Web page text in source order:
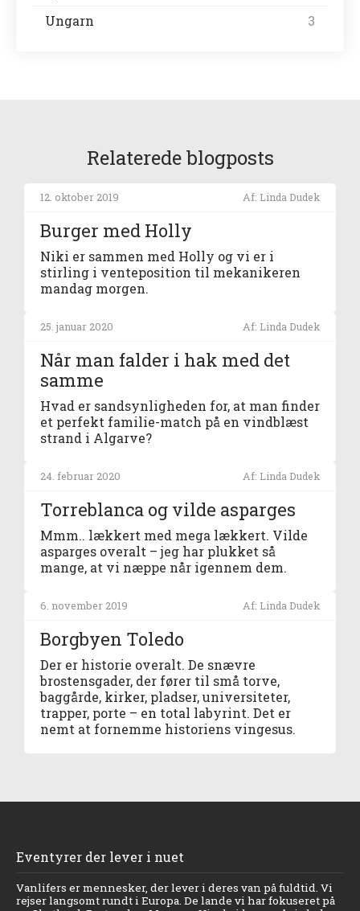
Ungarn
3
Relaterede blogposts
12. oktober 2019 Af: Linda Dudek
Burger med Holly
Niki er sammen med Holly og vi er i
stirling i venteposition til mekanikeren
mandag morgen.
25. januar 2020 Af: Linda Dudek
Når man falder i hak med det
samme
Hvad er sandsynligheden for, at man finder
et perfekt familie-match på en vindblæst
strand i Algarve?
24. februar 2020 Af: Linda Dudek
Torreblanca og vilde asparges
Mmm.. lækkert med mega lækkert. Vilde
asparges overalt – jeg har plukket så
mange, at vi næppe når igennem dem.
6. november 2019 Af: Linda Dudek
Borgbyen Toledo
Der er historie overalt. De snævre
brostensgader, der fører til små torve,
baggårde, kirker, pladser, universiteter,
trapper, porte – en total labyrint. Det er
nemt at fornemme historiens vingesus.
Eventyrer der lever i nuet
Vanlifers er mennesker, der lever i deres van på fuldtid. Vi
rejser langsomt rundt i Europa. De lande vi har fokuseret på